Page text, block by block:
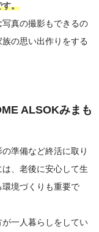
す。
真の撮影もできるの
の思い出作りをする
ALSOKみまも
準備など終活に取り
は、老後に安心して生
環境づくりも重要で
が一人暮らしをしてい